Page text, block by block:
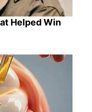
Helped Win